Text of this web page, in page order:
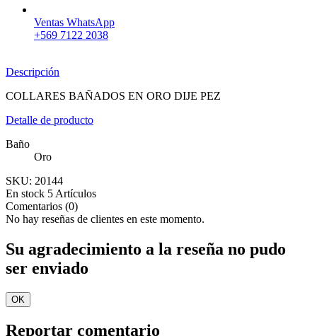
Ventas WhatsApp
+569 7122 2038
Descripción
COLLARES BAÑADOS EN ORO DIJE PEZ
Detalle de producto
Baño
Oro
SKU: 20144
En stock 5 Artículos
Comentarios (0)
No hay reseñas de clientes en este momento.
Su agradecimiento a la reseña no pudo
ser enviado
OK
Reportar comentario